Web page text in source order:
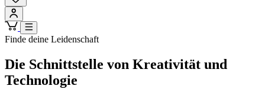
Finde deine Leidenschaft
Die Schnittstelle von Kreativität und
Technologie